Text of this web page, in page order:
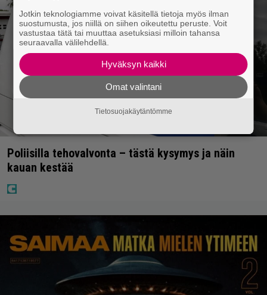
Poliisilla tehovalvonta – tästä kysymys ja näin
kauan kestää
Jotkin teknologiamme voivat käsitellä tietoja myös ilman
suostumusta, jos niillä on siihen oikeutettu peruste. Voit
vastustaa tätä tai muuttaa asetuksiasi milloin tahansa
seuraavalla välilehdellä.
Hyväksyn kaikki
Omat valintani
Tietosuojakäytäntömme